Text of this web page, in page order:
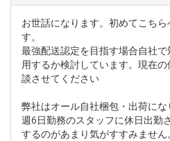
お世話になります。初めてこち
す。
最強配送認定を目指す場合自社
用するか検討しています。現在
談させてください
弊社はオール自社梱包・出荷に
週6日勤務のスタッフに休日出勤
するのがあまり気がすすみません。